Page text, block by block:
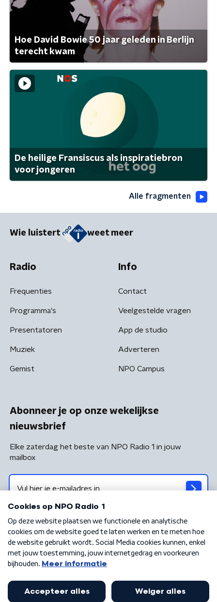
Hoe David Bowie 50 jaar geleden in Berlijn
terecht kwam
De heilige Fransiscus als inspiratiebron
voor jongeren
Alle fragmenten
Wie luistert weet meer
Radio
Frequenties
Programma's
Presentatoren
Muziek
Gemist
Info
Contact
Veelgestelde vragen
App de studio
Adverteren
NPO Campus
Abonneer je op onze wekelijkse
nieuwsbrief
Elke zaterdag het beste van NPO Radio 1 in jouw
mailbox
Algemene voorwaarden